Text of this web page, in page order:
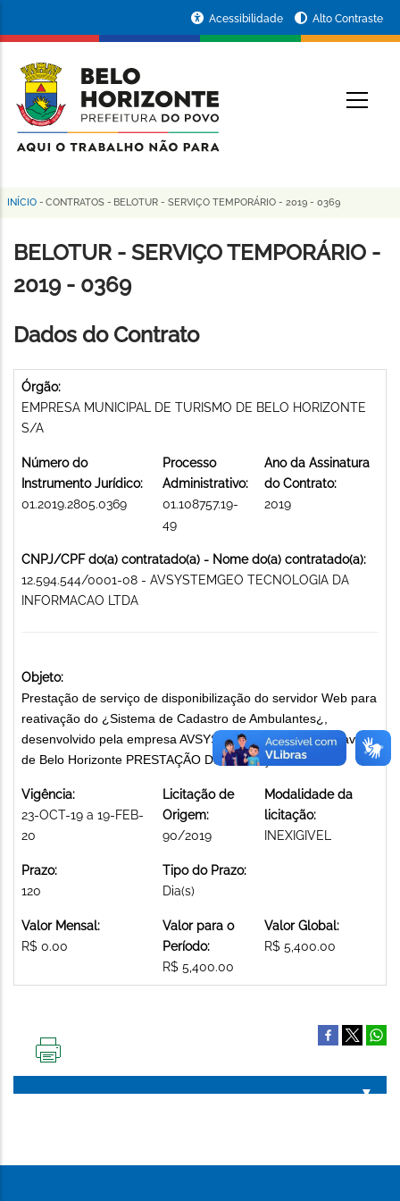
conteúdo
principal
da
Prefeitura
de
Horizonte
Acessibilidade Alto Contraste
Trilha
de
navegação
INÍCIO - CONTRATOS - BELOTUR - SERVIÇO TEMPORÁRIO - 2019 - 0369
BELOTUR - SERVIÇO TEMPORÁRIO -
2019 - 0369
Dados do Contrato
Órgão:
EMPRESA MUNICIPAL DE TURISMO DE BELO HORIZONTE
S/A
Número do
Instrumento Jurídico:
01.2019.2805.0369
Processo
Administrativo:
01.108757.19-
49
Ano da Assinatura
do Contrato:
2019
CNPJ/CPF do(a) contratado(a) - Nome do(a) contratado(a):
12.594.544/0001-08 - AVSYSTEMGEO TECNOLOGIA DA
INFORMACAO LTDA
Objeto:
Prestação de serviço de disponibilização do servidor Web para
reativação do ¿Sistema de Cadastro de Ambulantes¿,
desenvolvido pela empresa AVSYSTEMGEO para o carnaval
de Belo Horizonte PRESTAÇÃO DE SERVIÇO DE TIC
Vigência:
23-OCT-19 a 19-FEB-
20
Licitação de
Origem:
90/2019
Modalidade da
licitação:
INEXIGIVEL
Prazo:
120
Tipo do Prazo:
Dia(s)
Valor Mensal:
R$ 0.00
Valor para o
Período:
R$ 5,400.00
Valor Global:
R$ 5,400.00
PÁGINA